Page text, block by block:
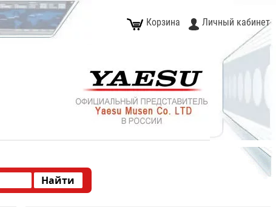
Корзина Личный кабинет
Type 2 or more characters for results.